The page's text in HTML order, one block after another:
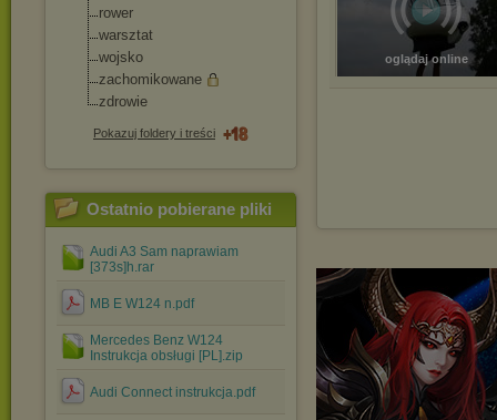
rower
warsztat
wojsko
zachomikowane
zdrowie
Pokazuj foldery i treści
Ostatnio pobierane pliki
Audi A3 Sam naprawiam
[373s]h.rar
MB E W124 n.pdf
Mercedes Benz W124
Instrukcja obsługi [PL].zip
Audi Connect instrukcja.pdf
oglądaj online